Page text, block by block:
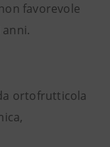
favorevole
ortofrutticola